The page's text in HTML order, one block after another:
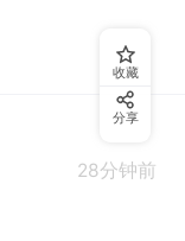
28分钟前
收藏
分享